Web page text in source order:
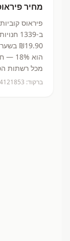
מחיר
פיראוס
ב-1339
₪19.90
הוא 18% — חיסכון של עד ₪3.60.
מכל רשתות
ברקוד: